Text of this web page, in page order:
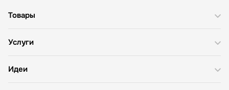
Товары
Услуги
Идеи